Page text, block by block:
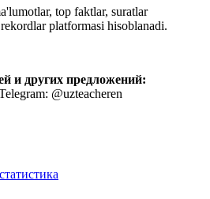
top faktlar, suratlar
platformasi hisoblanadi.
и других предложений:
@uzteacheren